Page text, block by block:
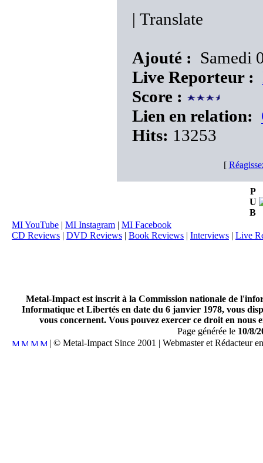
| Translate
Ajouté : Samedi
Live Reporteur :
Score :
Lien en relation:
Hits: 13253
[
P
U
B
MI YouTube | MI Instagram | MI Facebook
CD Reviews | DVD Reviews | Book Reviews | Interviews | Live
Metal-Impact est inscrit à la Commission nationale de
Informatique et Libertés en date du 6 janvier 1978, vous
vous concernent. Vous pouvez exercer ce droit en
Page générée le 10/8/
| © Metal-Impact Since 2001 | Webmaster et Rédacteur